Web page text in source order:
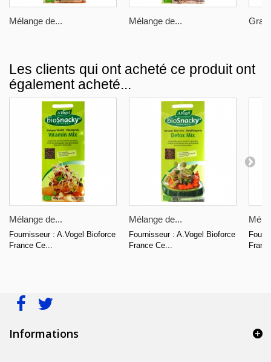
Mélange de... Mélange de...
Les clients qui ont acheté ce produit ont
également acheté...
Mélange de...
Fournisseur : A.Vogel Bioforce
France Ce...
Mélange de...
Fournisseur : A.Vogel Bioforce
France Ce...
Informations